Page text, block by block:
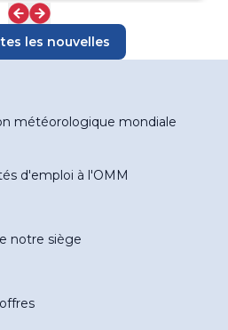
les nouvelles
météorologique mondiale
d'emploi à l'OMM
notre siège